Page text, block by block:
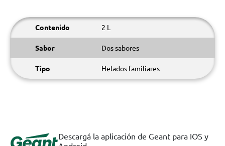
Contenido 2 L
Sabor Dos sabores
Tipo Helados familiares
Descargá la aplicación de Geant para IOS y